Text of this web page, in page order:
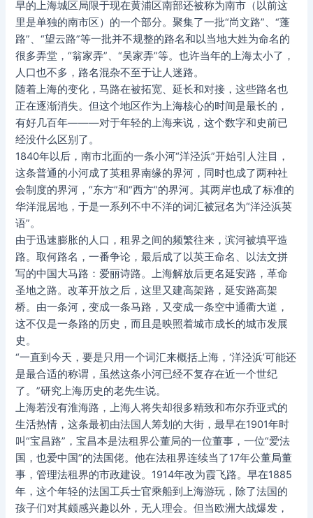
早的上海城区局限于现在黄浦区南部还被称为南市（以前这
里是单独的南市区）的一个部分。聚集了一批“尚文路”、“蓬
路”、“望云路”等一批并不规整的路名和以当地大姓为命名的
很多弄堂，“翁家弄”、“吴家弄”等。也许当年的上海太小了，
人口也不多，路名混杂不至于让人迷路。
随着上海的变化，马路在被拓宽、延长和对接，这些路名也
正在逐渐消失。但这个地区作为上海核心的时间是最长的，
有好几百年———对于年轻的上海来说，这个数字和史前已
经没什么区别了。
1840年以后，南市北面的一条小河“洋泾浜”开始引人注目，
这条普通的小河成了英租界南缘的界河，同时也成了两种社
会制度的界河，“东方”和“西方”的界河。其两岸也成了标准的
华洋混居地，于是一系列不中不洋的词汇被冠名为“洋泾浜英
语”。
由于迅速膨胀的人口，租界之间的频繁往来，滨河被填平造
路。取何路名，一番争论，最后成了以英王命名、以法文拼
写的中国大马路：爱丽诗路。上海解放后更名延安路，革命
圣地之路。改革开放之后，这里又建高架路，延安路高架
桥。由一条河，变成一条马路，又变成一条空中通衢大道，
这不仅是一条路的历史，而且是映照着城市成长的城市发展
史。
“一直到今天，要是只用一个词汇来概括上海，‘洋泾浜’可能还
是最合适的称谓，虽然这条小河已经不复存在近一个世纪
了。”研究上海历史的老先生说。
上海若没有淮海路，上海人将失却很多精致和布尔乔亚式的
生活热情，这条最初由法国人筹划的大街，最早在1901年时
叫“宝昌路”，宝昌本是法租界公董局的一位董事，一位“爱法
国，也爱中国”的法国佬。他在法租界连续当了17年公董局董
事，管理法租界的市政建设。1914年改为霞飞路。早在1885
年，这个年轻的法国工兵士官乘船到上海游玩，除了法国的
孩子们对其颇感兴趣以外，无人理会。但当欧洲大战爆发，